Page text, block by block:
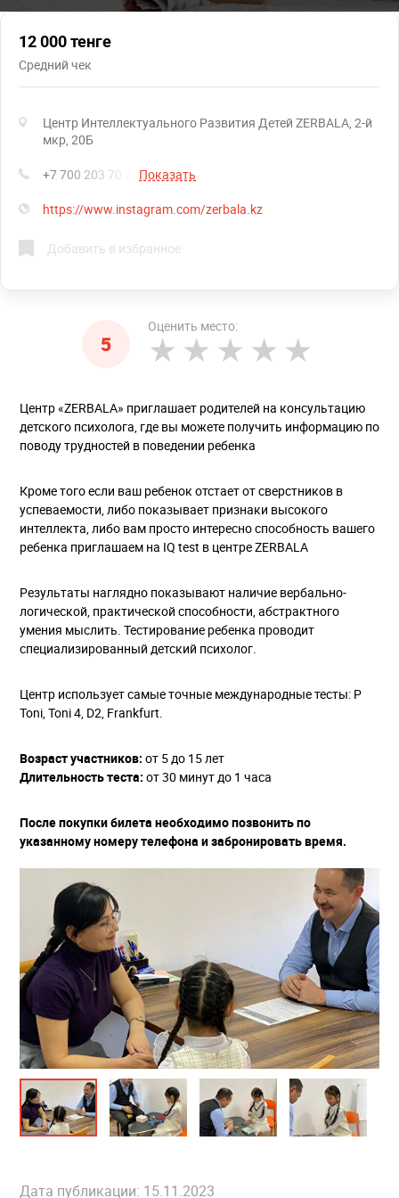
12 000 тенге
Средний чек
Центр Интеллектуального Развития Детей ZERBALA, 2-й
мкр, 20Б
+7 700 203 70 70 Показать
https://www.instagram.com/zerbala.kz
Добавить в избранное
5
Оценить место:
Центр «ZERBALA» приглашает родителей на консультацию
детского психолога, где вы можете получить информацию по
поводу трудностей в поведении ребенка
Кроме того если ваш ребенок отстает от сверстников в
успеваемости, либо показывает признаки высокого
интеллекта, либо вам просто интересно способность вашего
ребенка приглашаем на IQ test в центре ZERBALA
Результаты наглядно показывают наличие вербально-
логической, практической способности, абстрактного
умения мыслить. Тестирование ребенка проводит
специализированный детский психолог.
Центр использует самые точные международные тесты: P
Toni, Toni 4, D2, Frankfurt.
Возраст участников: от 5 до 15 лет
Длительность теста: от 30 минут до 1 часа
После покупки билета необходимо позвонить по
указанному номеру телефона и забронировать время.
Дата публикации: 15.11.2023